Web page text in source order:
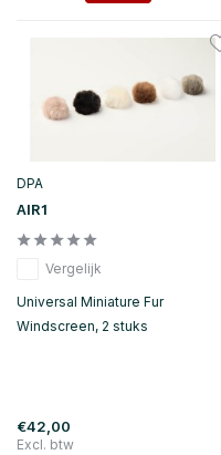
DPA
AIR1
Vergelijk
Universal Miniature Fur
Windscreen, 2 stuks
€42,00
Excl. btw